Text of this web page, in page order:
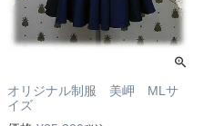
オリジナル制服 美岬 MLサ
イズ